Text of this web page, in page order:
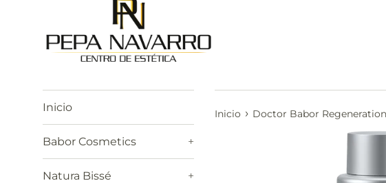
Inicio
Babor Cosmetics +
Natura Bissé +
Inicio › Doctor Babor